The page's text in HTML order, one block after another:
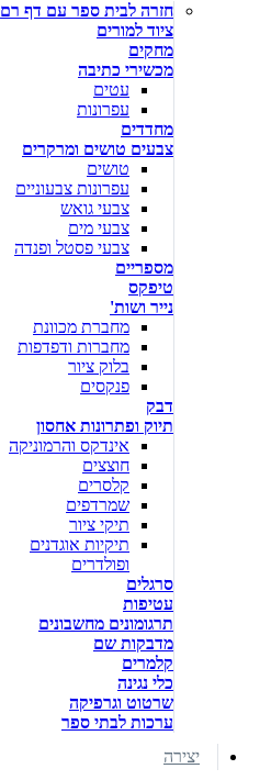
חזרה לבית ספר עם דף רם
ציוד למורים
מחקים
מכשירי כתיבה
עטים
עפרונות
מחדדים
צבעים טושים ומרקרים
טושים
עפרונות צבעוניים
צבעי גואש
צבעי מים
צבעי פסטל ופנדה
מספריים
טיפקס
נייר ושות'
מחברת מכוונת
מחברות ודפדפות
בלוק ציור
פנקסים
דבק
תיוק ופתרונות אחסון
אינדקס והרמוניקה
חוצצים
קלסרים
שמרדפים
תיקי ציור
תיקיות אוגדנים
ופולדרים
סרגלים
עטיפות
תרגומונים מחשבונים
מדבקות שם
קלמרים
כלי נגינה
שרטוט וגרפיקה
ערכות לבתי ספר
יצירה